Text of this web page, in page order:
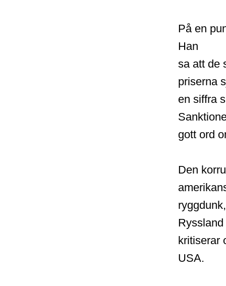
På en
Han
sa att de
priserna
en siffra
gott ord
Den
Ryssland
kritiserar
USA.